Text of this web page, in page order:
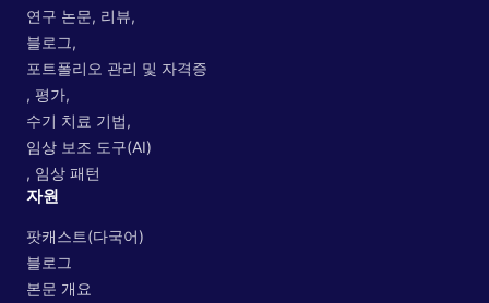
연구 논문, 리뷰,
블로그,
포트폴리오 관리 및 자격증
, 평가,
수기 치료 기법,
임상 보조 도구(AI)
, 임상 패턴
자원
팟캐스트(다국어)
블로그
본문 개요